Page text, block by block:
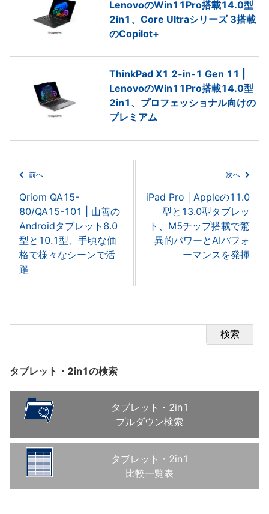
LenovoのWin11Pro搭載14.0型
2in1、Core Ultraシリーズ 3搭載
のCopilot+
ThinkPad X1 2-in-1 Gen 11 |
LenovoのWin11Pro搭載14.0型
2in1、プロフェッショナル向けの
プレミアム
前へ
Qriom QA15-
80/QA15-101 | 山善の
Androidタブレット8.0
型と10.1型、手頃な価
格で様々なシーンで活
躍
次へ
iPad Pro | Appleの11.0
型と13.0型タブレッ
ト、M5チップ搭載で驚
異的パワーとAIパフォ
ーマンスを発揮
検索
タブレット・2in1の検索
タブレット・2in1
プルダウン検索
タブレット・2in1
比較一覧表